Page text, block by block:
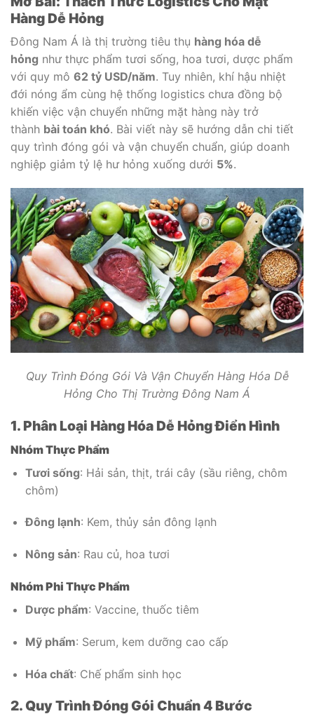
Hàng Dễ Hỏng
Đông Nam Á là thị trường tiêu thụ hàng hóa dễ
hỏng như thực phẩm tươi sống, hoa tươi, dược phẩm
với quy mô 62 tỷ USD/năm. Tuy nhiên, khí hậu nhiệt
đới nóng ẩm cùng hệ thống logistics chưa đồng bộ
khiến việc vận chuyển những mặt hàng này trở
thành bài toán khó. Bài viết này sẽ hướng dẫn chi tiết
quy trình đóng gói và vận chuyển chuẩn, giúp doanh
nghiệp giảm tỷ lệ hư hỏng xuống dưới 5%.
Quy Trình Đóng Gói Và Vận Chuyển Hàng Hóa Dễ
Hỏng Cho Thị Trường Đông Nam Á
1. Phân Loại Hàng Hóa Dễ Hỏng Điển Hình
Nhóm Thực Phẩm
Tươi sống: Hải sản, thịt, trái cây (sầu riêng, chôm
chôm)
Đông lạnh: Kem, thủy sản đông lạnh
Nông sản: Rau củ, hoa tươi
Nhóm Phi Thực Phẩm
Dược phẩm: Vaccine, thuốc tiêm
Mỹ phẩm: Serum, kem dưỡng cao cấp
Hóa chất: Chế phẩm sinh học
2. Quy Trình Đóng Gói Chuẩn 4 Bước